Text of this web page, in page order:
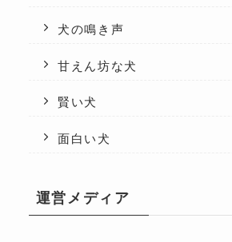
犬の鳴き声
甘えん坊な犬
賢い犬
面白い犬
運営メディア